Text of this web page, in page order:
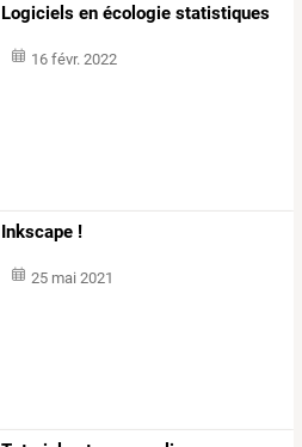
Logiciels en écologie statistiques
16 févr. 2022
Inkscape !
25 mai 2021